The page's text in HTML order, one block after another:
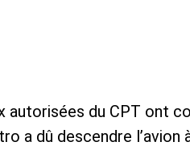
autorisées du CPT ont
a dû descendre l’avion